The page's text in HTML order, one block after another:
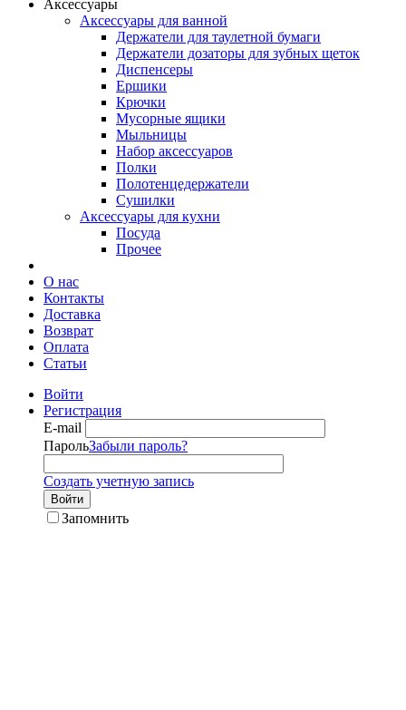
Аксессуары
Аксессуары для ванной
Держатели для таулетной бумаги
Держатели дозаторы для зубных щеток
Диспенсеры
Ершики
Крючки
Мусорные ящики
Мыльницы
Набор аксессуаров
Полки
Полотенцедержатели
Сушилки
Аксессуары для кухни
Посуда
Прочее
О нас
Контакты
Доставка
Возврат
Оплата
Статьи
Войти
Регистрация
E-mail
ПарольЗабыли пароль?
Создать учетную запись
Войти
Запомнить